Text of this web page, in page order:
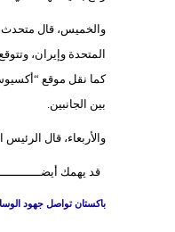
والخميس، قال متحدث
المتحدة وإيران،
كما نقل موقع
بين الجانبين.
والأربعاء، قال
قد يهمك
باكستان تواصل جهود